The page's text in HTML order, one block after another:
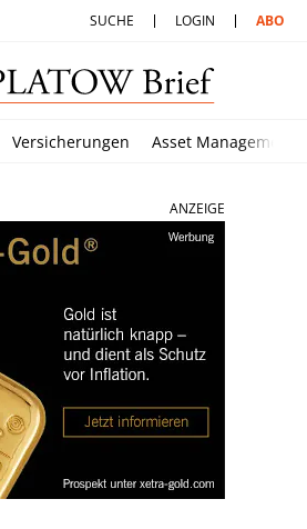
SUCHE LOGIN ABO
Versicherungen Asset Management
ANZEIGE